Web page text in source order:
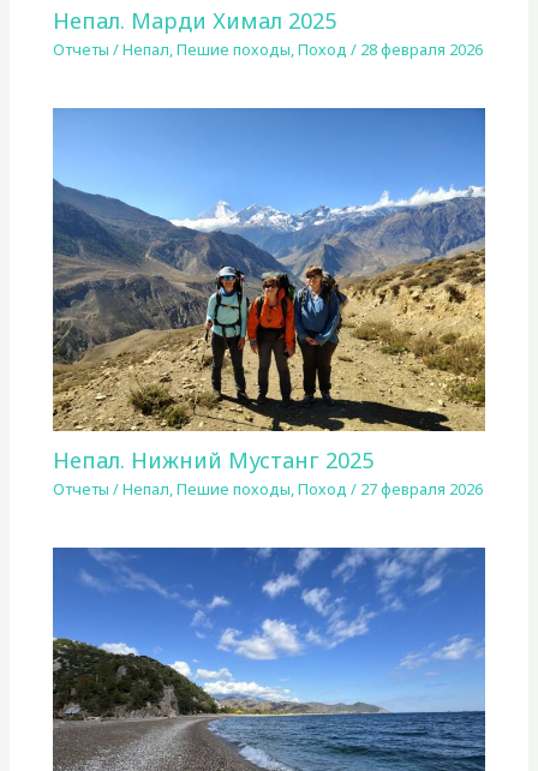
Непал. Марди Химал 2025
Отчеты /Непал,Пешие походы,Поход / 28 февраля 2026
Непал. Нижний Мустанг 2025
Отчеты /Непал,Пешие походы,Поход / 27 февраля 2026